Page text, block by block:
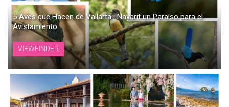
5 Aves que Hacen de Vallarta · Nayarit un Paraíso para el
Avistamiento
VIEWFINDER